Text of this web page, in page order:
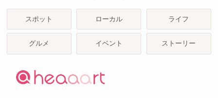
スポット ローカル ライフ
グルメ イベント ストーリー